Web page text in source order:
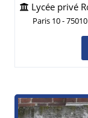
Lycée privé
Paris 10 - 75010